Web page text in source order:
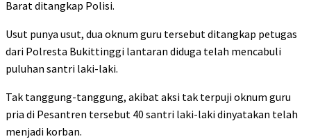
Barat ditangkap Polisi.
Usut punya usut, dua oknum guru tersebut ditangkap petugas
dari Polresta Bukittinggi lantaran diduga telah mencabuli
puluhan santri laki-laki.
Tak tanggung-tanggung, akibat aksi tak terpuji oknum guru
pria di Pesantren tersebut 40 santri laki-laki dinyatakan telah
menjadi korban.